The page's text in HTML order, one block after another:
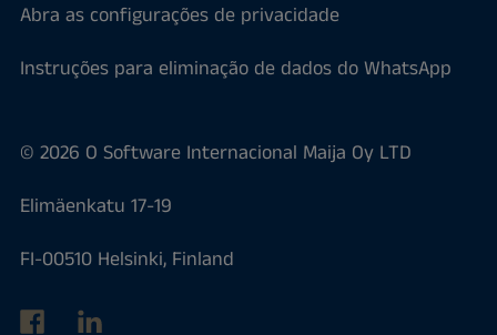
Abra as configurações de privacidade
Instruções para eliminação de dados do WhatsApp
© 2026 O Software Internacional Maija Oy LTD
Elimäenkatu 17-19
FI-00510 Helsinki, Finland